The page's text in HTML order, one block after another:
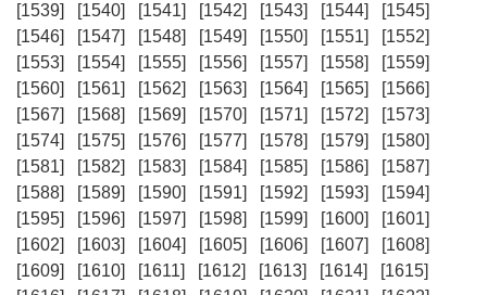
[1539]
[1540] [1541] [1542] [1543] [1544]
[1545]
[1546]
[1547] [1548] [1549] [1550] [1551]
[1552]
[1553]
[1554] [1555] [1556] [1557] [1558]
[1559]
[1560]
[1561] [1562] [1563] [1564] [1565]
[1566]
[1567]
[1568] [1569] [1570] [1571] [1572]
[1573]
[1574]
[1575] [1576] [1577] [1578] [1579]
[1580]
[1581]
[1582] [1583] [1584] [1585] [1586]
[1587]
[1588]
[1589] [1590] [1591] [1592] [1593]
[1594]
[1595]
[1596] [1597] [1598] [1599] [1600]
[1601]
[1602]
[1603] [1604] [1605] [1606] [1607]
[1608]
[1609]
[1610] [1611] [1612] [1613] [1614]
[1615]